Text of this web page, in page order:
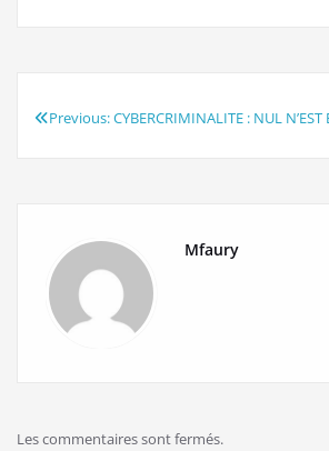
Navigation
Previous:CYBERCRIMINALITE : NUL N’EST
Mfaury
Les commentaires sont fermés.